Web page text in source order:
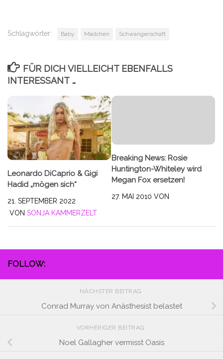
Schlagwörter: Baby Mädchen Schwangerschaft
FÜR DICH VIELLEICHT EBENFALLS
INTERESSANT …
Leonardo DiCaprio & Gigi
Hadid „mögen sich“
21. SEPTEMBER 2022
VON SONJA KAMMERZELT
Breaking News: Rosie
Huntington-Whiteley wird
Megan Fox ersetzen!
27. MAI 2010 VON
FOLLOW:
NÄCHSTER BEITRAG
Conrad Murray von Anästhesist belastet
VORHERIGER BEITRAG
Noel Gallagher vermisst Oasis